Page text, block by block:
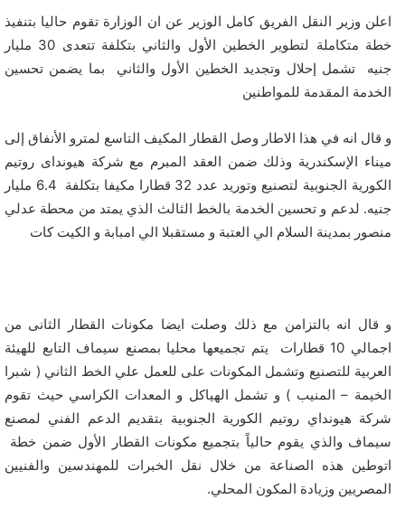
اعلن وزير النقل الفريق كامل الوزير عن ان الوزارة تقوم حاليا بتنفيذ
خطة متكاملة لتطوير الخطين الأول والثاني بتكلفة تتعدى 30 مليار
جنيه تشمل إحلال وتجديد الخطين الأول والثاني بما يضمن تحسين
الخدمة المقدمة للمواطنين
و قال انه في هذا الاطار وصل القطار المكيف التاسع لمترو الأنفاق إلى
ميناء الإسكندرية وذلك ضمن العقد المبرم مع شركة هيونداى روتيم
الكورية الجنوبية لتصنيع وتوريد عدد 32 قطارا مكيفا بتكلفة 6.4 مليار
جنيه. لدعم و تحسين الخدمة بالخط الثالث الذي يمتد من محطة عدلي
منصور بمدينة السلام الي العتبة و مستقبلا الي امبابة و الكيت كات
و قال انه بالتزامن مع ذلك وصلت ايضا مكونات القطار الثانى من
اجمالي 10 قطارات يتم تجميعها محليا بمصنع سيماف التابع للهيئة
العربية للتصنيع وتشمل المكونات على للعمل علي الخط الثاني ( شبرا
الخيمة – المنيب ) و تشمل الهياكل و المعدات الكراسي حيث تقوم
شركة هيونداي روتيم الكورية الجنوبية بتقديم الدعم الفني لمصنع
سيماف والذي يقوم حالياً بتجميع مكونات القطار الأول ضمن خطة
اتوطين هذه الصناعة من خلال نقل الخبرات للمهندسين والفنيين
المصريين وزيادة المكون المحلي.